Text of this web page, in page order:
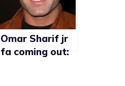
Omar Sharif jr
fa coming out: